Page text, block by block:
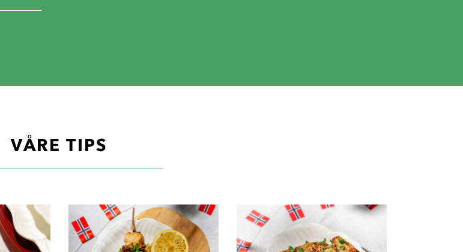
VÅRE TIPS